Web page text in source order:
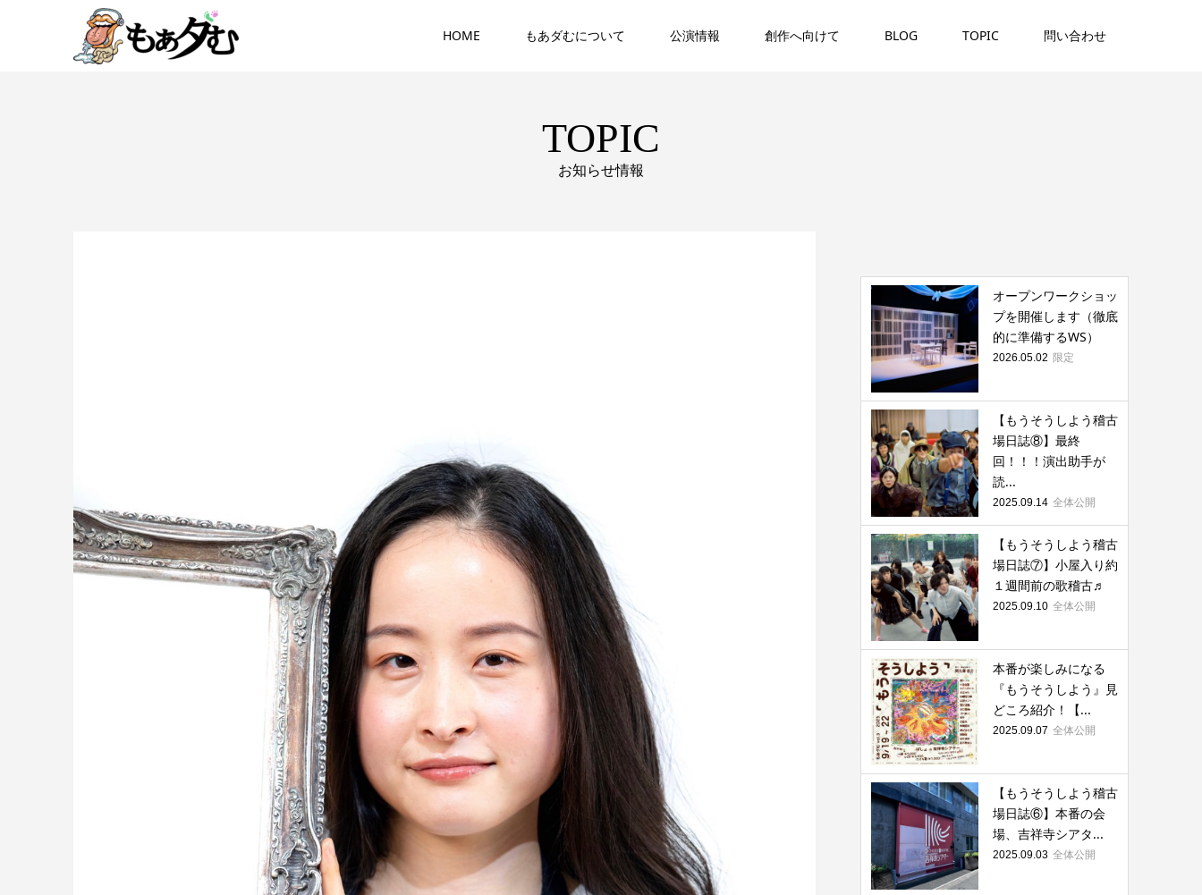
HOME もあダむについて 公演情報 創作へ向けて BLOG TOPIC 問い合わせ
TOPIC
お知らせ情報
オープンワークショッ
プを開催します（徹底
的に準備するWS）
2026.05.02 限定
【もうそうしよう稽古
場日誌⑧】最終
回！！！演出助手が
読...
2025.09.14 全体公開
【もうそうしよう稽古
場日誌⑦】小屋入り約
１週間前の歌稽古♬
2025.09.10 全体公開
本番が楽しみになる
『もうそうしよう』見
どころ紹介！【...
2025.09.07 全体公開
【もうそうしよう稽古
場日誌⑥】本番の会
場、吉祥寺シアタ...
2025.09.03 全体公開